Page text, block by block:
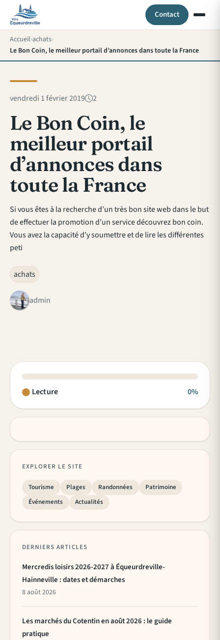
Contact
Accueil achats
Le Bon Coin, le meilleur portail d’annonces dans toute la France
vendredi 1 février 2019 2
Le Bon Coin, le
meilleur portail
d’annonces dans
toute la France
Si vous êtes à la recherche d’un très bon site web dans le but
de effectuer la promotion d’un service découvrez bon coin.
Vous avez la capacité d’y soumettre et de lire les différentes
peti
achats
admin
Lecture 0%
EXPLORER LE SITE
Tourisme Plages Randonnées
Patrimoine
Événements
Actualités
DERNIERS ARTICLES
Mercredis loisirs 2026-2027 à Équeurdreville-
Hainneville : dates et démarches
8 août 2026
Les marchés du Cotentin en août 2026 : le guide
pratique